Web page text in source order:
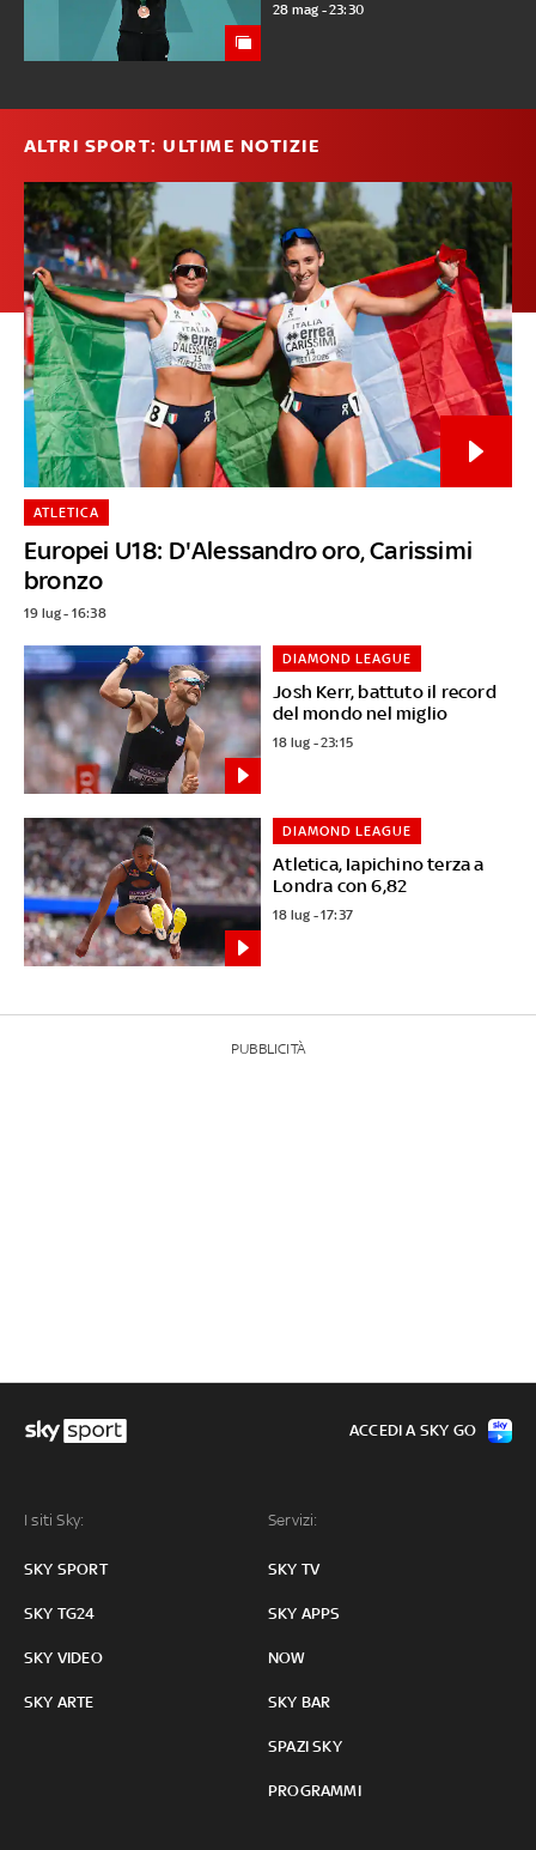
28 mag - 23:30
ALTRI SPORT: ULTIME NOTIZIE
Europei U18: D'Alessandro oro, Carissimi
bronzo
ATLETICA
19 lug - 16:38
Josh Kerr, battuto il record
del mondo nel miglio
DIAMOND LEAGUE
18 lug - 23:15
Atletica, Iapichino terza a
Londra con 6,82
DIAMOND LEAGUE
18 lug - 17:37
PUBBLICITÀ
I siti Sky:
SKY SPORT
SKY TG24
SKY VIDEO
SKY ARTE
Servizi:
SKY TV
SKY APPS
NOW
SKY BAR
SPAZI SKY
PROGRAMMI
ACCEDI A SKY GO